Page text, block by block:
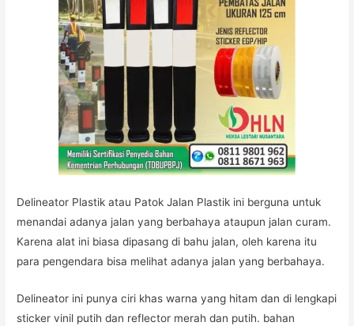
Delineator Plastik atau Patok Jalan Plastik ini berguna untuk
menandai adanya jalan yang berbahaya ataupun jalan curam.
Karena alat ini biasa dipasang di bahu jalan, oleh karena itu
para pengendara bisa melihat adanya jalan yang berbahaya.
Delineator ini punya ciri khas warna yang hitam dan di lengkapi
sticker vinil putih dan reflector merah dan putih. bahan